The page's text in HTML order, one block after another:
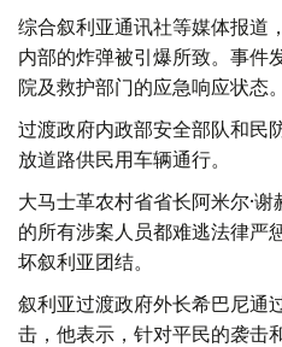
综合叙利亚通讯社等媒体报道
内部的炸弹被引爆所致。事件
院及救护部门的应急响应状态。
过渡政府内政部安全部队和民
放道路供民用车辆通行。
大马士革农村省省长阿米尔·
的所有涉案人员都难逃法律严
坏叙利亚团结。
叙利亚过渡政府外长希巴尼通
击，他表示，针对平民的袭击